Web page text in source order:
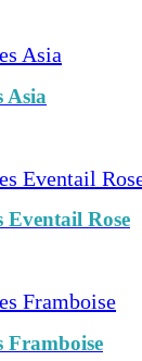
Asia
Eventail Rose
Framboise